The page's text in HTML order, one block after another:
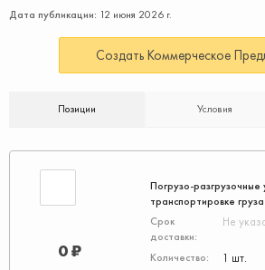
Дата публикации: 12 июня 2026 г.
Создать Коммерческое
Позиции Условия
Погрузо-разгрузочные
транспортировке
Не
1 шт.
0 ₽